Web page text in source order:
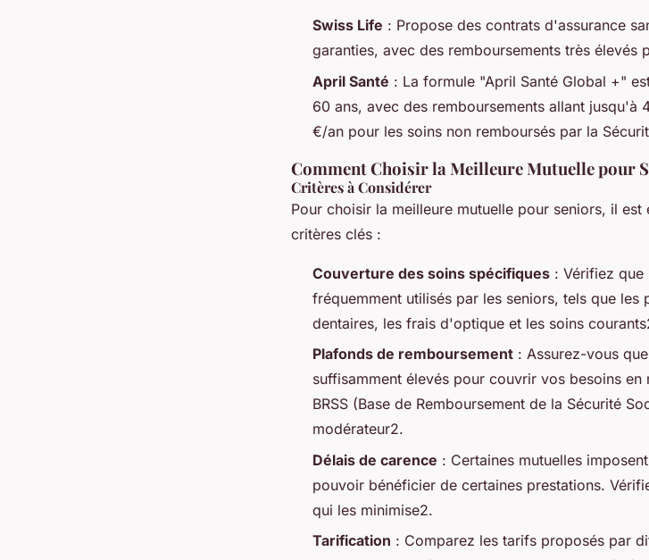
Swiss Life : Propose des contrats d'assurance
garanties, avec des remboursements très élevés
April Santé : La formule "April Santé Global +"
60 ans, avec des remboursements allant
€/an pour les soins non remboursés par la
Comment Choisir la Meilleure Mutuelle pour
Critères à Considérer
Pour choisir la meilleure mutuelle pour seniors, il
critères clés :
Couverture des soins spécifiques : Vérifiez que
fréquemment utilisés par les seniors, tels que les
dentaires, les frais d'optique et les soins
Plafonds de remboursement : Assurez-vous
suffisamment élevés pour couvrir vos besoins en
BRSS (Base de Remboursement de la Sécurité
modérateur2.
Délais de carence : Certaines mutuelles
pouvoir bénéficier de certaines prestations.
qui les minimise2.
Tarification : Comparez les tarifs proposés par